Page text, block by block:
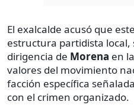
El exalcalde acusó que
estructura partidista
dirigencia de Morena en
valores del movimiento
facción específica
con el crimen organizado.